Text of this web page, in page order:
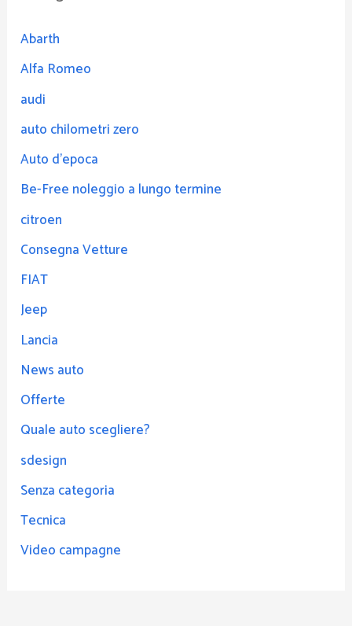
Abarth
Alfa Romeo
audi
auto chilometri zero
Auto d'epoca
Be-Free noleggio a lungo termine
citroen
Consegna Vetture
FIAT
Jeep
Lancia
News auto
Offerte
Quale auto scegliere?
sdesign
Senza categoria
Tecnica
Video campagne